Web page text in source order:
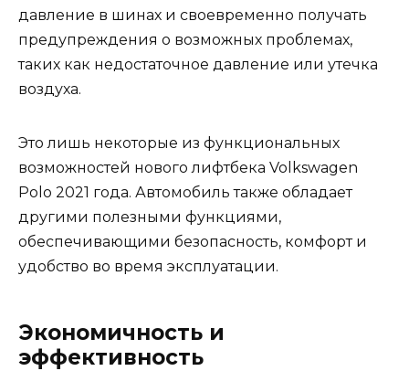
давление в шинах и своевременно получать
предупреждения о возможных проблемах,
таких как недостаточное давление или утечка
воздуха.
Это лишь некоторые из функциональных
возможностей нового лифтбека Volkswagen
Polo 2021 года. Автомобиль также обладает
другими полезными функциями,
обеспечивающими безопасность, комфорт и
удобство во время эксплуатации.
Экономичность и
эффективность